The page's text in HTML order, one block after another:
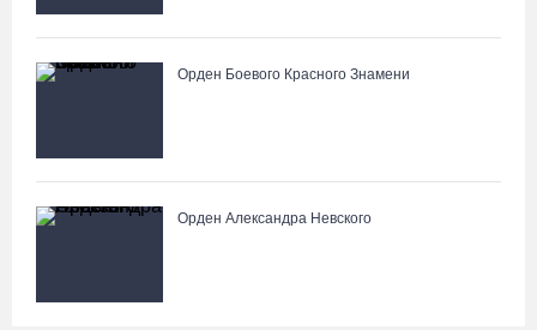
Орден Боевого Красного Знамени
Орден Александра Невского